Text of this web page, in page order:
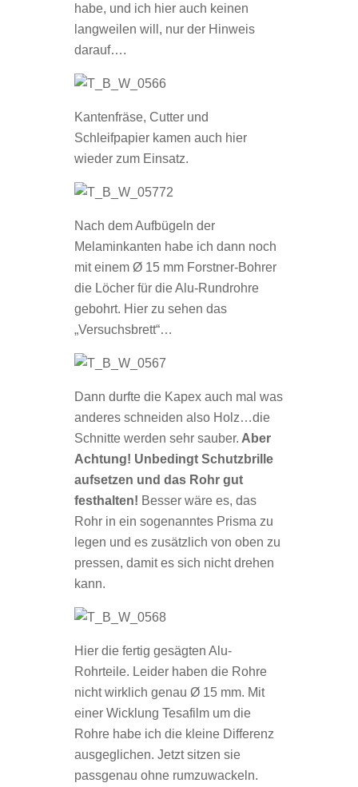
habe, und ich hier auch keinen
langweilen will, nur der Hinweis
darauf….
Kantenfräse, Cutter und
Schleifpapier kamen auch hier
wieder zum Einsatz.
Nach dem Aufbügeln der
Melaminkanten habe ich dann noch
mit einem Ø 15 mm Forstner-Bohrer
die Löcher für die Alu-Rundrohre
gebohrt. Hier zu sehen das
„Versuchsbrett“…
Dann durfte die Kapex auch mal was
anderes schneiden also Holz…die
Schnitte werden sehr sauber. Aber
Achtung! Unbedingt Schutzbrille
aufsetzen und das Rohr gut
festhalten! Besser wäre es, das
Rohr in ein sogenanntes Prisma zu
legen und es zusätzlich von oben zu
pressen, damit es sich nicht drehen
kann.
Hier die fertig gesägten Alu-
Rohrteile. Leider haben die Rohre
nicht wirklich genau Ø 15 mm. Mit
einer Wicklung Tesafilm um die
Rohre habe ich die kleine Differenz
ausgeglichen. Jetzt sitzen sie
passgenau ohne rumzuwackeln.